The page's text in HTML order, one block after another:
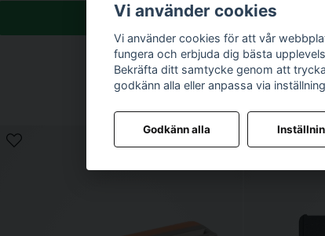
Köp
Delkin SD BLACK Rugged UHS-II (V90) R300/W250 64GB (new)
Delkin SD
Vi använder cookies
Vi använder cookies för att vår
fungera och erbjuda dig bästa
Bekräfta ditt samtycke genom att
godkänn alla eller anpassa via
Godkänn alla